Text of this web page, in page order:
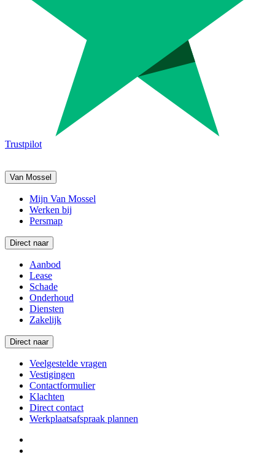
Trustpilot
Van Mossel
Mijn Van Mossel
Werken bij
Persmap
Direct naar
Aanbod
Lease
Schade
Onderhoud
Diensten
Zakelijk
Direct naar
Veelgestelde vragen
Vestigingen
Contactformulier
Klachten
Direct contact
Werkplaatsafspraak plannen